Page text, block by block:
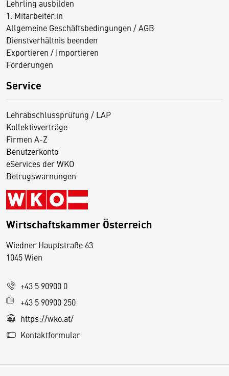
Lehrling ausbilden
1. Mitarbeiter:in
Allgemeine Geschäftsbedingungen / AGB
Dienstverhältnis beenden
Exportieren / Importieren
Förderungen
Service
Lehrabschlussprüfung / LAP
Kollektivverträge
Firmen A-Z
Benutzerkonto
eServices der WKO
Betrugswarnungen
Wirtschaftskammer Österreich
Wiedner Hauptstraße 63
1045 Wien
+43 5 90900 0
+43 5 90900 250
https://wko.at/
Kontaktformular
D
s
e
S
e